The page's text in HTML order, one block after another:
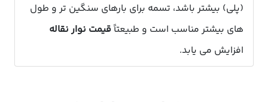
(پلی) بیشتر باشد، تسمه برای بارهای سنگین تر و طول
های بیشتر مناسب است و طبیعتاًقیمت نوار نقاله
افزایش می یابد.